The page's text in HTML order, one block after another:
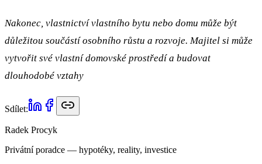
Nakonec, vlastnictví vlastního bytu nebo domu může být
důležitou součástí osobního růstu a rozvoje. Majitel si může
vytvořit své vlastní domovské prostředí a budovat
dlouhodobé vztahy
Sdílet:
Radek Procyk
Privátní poradce — hypotéky, reality, investice